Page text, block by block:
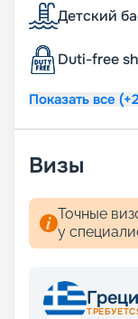
Вас ожидают
пейзажи
услугой
лучшие каюты
Детский
Duti-free
Показать все
Визы
Точные
у